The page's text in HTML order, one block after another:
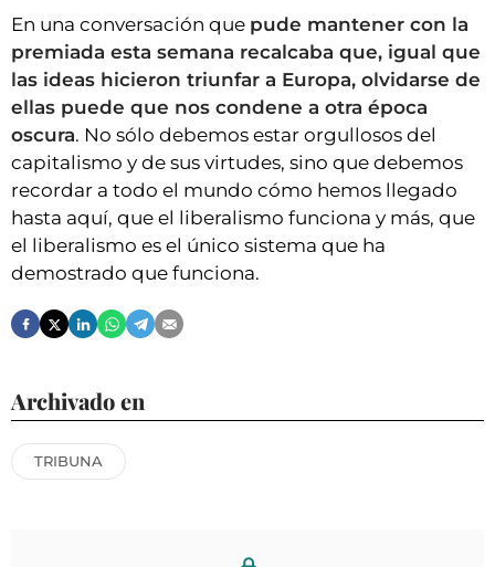
En una conversación que pude mantener con la
premiada esta semana recalcaba que, igual que
las ideas hicieron triunfar a Europa, olvidarse de
ellas puede que nos condene a otra época
oscura. No sólo debemos estar orgullosos del
capitalismo y de sus virtudes, sino que debemos
recordar a todo el mundo cómo hemos llegado
hasta aquí, que el liberalismo funciona y más, que
el liberalismo es el único sistema que ha
demostrado que funciona.
Archivado en
TRIBUNA